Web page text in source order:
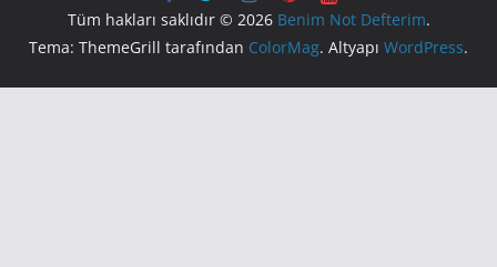
Tüm hakları saklıdır © 2026 Benim Not Defterim.
Tema: ThemeGrill tarafından ColorMag. Altyapı WordPress.